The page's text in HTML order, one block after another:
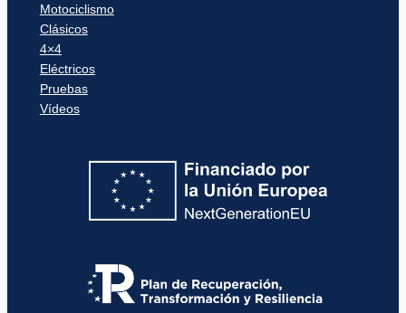
Motociclismo
Clásicos
4×4
Eléctricos
Pruebas
Vídeos